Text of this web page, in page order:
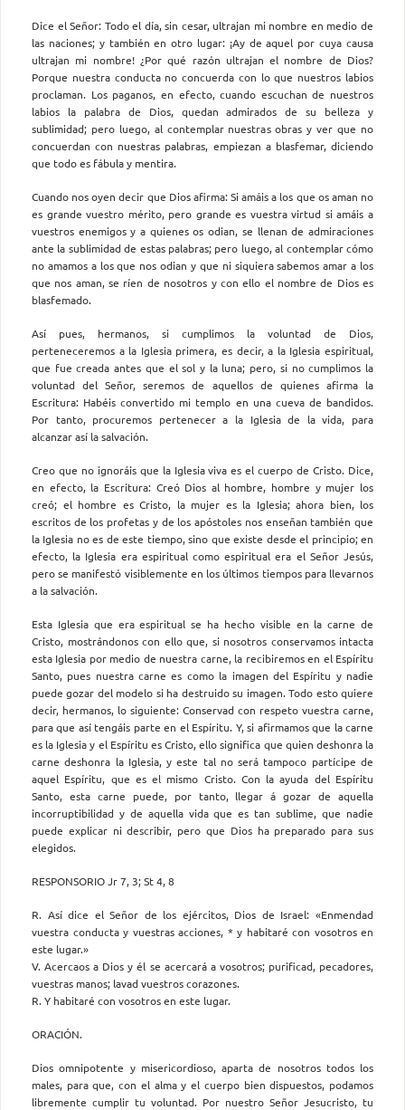
Dice el Señor: Todo el día, sin cesar, ultrajan mi nombre en medio de
las naciones; y también en otro lugar: ¡Ay de aquel por cuya causa
ultrajan mi nombre! ¿Por qué razón ultrajan el nombre de Dios?
Porque nuestra conducta no concuerda con lo que nuestros labios
proclaman. Los paganos, en efecto, cuando escuchan de nuestros
labios la palabra de Dios, quedan admirados de su belleza y
sublimidad; pero luego, al contemplar nuestras obras y ver que no
concuerdan con nuestras palabras, empiezan a blasfemar, diciendo
que todo es fábula y mentira.
Cuando nos oyen decir que Dios afirma: Si amáis a los que os aman no
es grande vuestro mérito, pero grande es vuestra virtud si amáis a
vuestros enemigos y a quienes os odian, se llenan de admiraciones
ante la sublimidad de estas palabras; pero luego, al contemplar cómo
no amamos a los que nos odian y que ni siquiera sabemos amar a los
que nos aman, se ríen de nosotros y con ello el nombre de Dios es
blasfemado.
Así pues, hermanos, si cumplimos la voluntad de Dios,
perteneceremos a la Iglesia primera, es decir, a la Iglesia espiritual,
que fue creada antes que el sol y la luna; pero, si no cumplimos la
voluntad del Señor, seremos de aquellos de quienes afirma la
Escritura: Habéis convertido mi templo en una cueva de bandidos.
Por tanto, procuremos pertenecer a la Iglesia de la vida, para
alcanzar así la salvación.
Creo que no ignoráis que la Iglesia viva es el cuerpo de Cristo. Dice,
en efecto, la Escritura: Creó Dios al hombre, hombre y mujer los
creó; el hombre es Cristo, la mujer es la Iglesia; ahora bien, los
escritos de los profetas y de los apóstoles nos enseñan también que
la Iglesia no es de este tiempo, sino que existe desde el principio; en
efecto, la Iglesia era espiritual como espiritual era el Señor Jesús,
pero se manifestó visiblemente en los últimos tiempos para llevarnos
a la salvación.
Esta Iglesia que era espiritual se ha hecho visible en la carne de
Cristo, mostrándonos con ello que, si nosotros conservamos intacta
esta Iglesia por medio de nuestra carne, la recibiremos en el Espíritu
Santo, pues nuestra carne es como la imagen del Espíritu y nadie
puede gozar del modelo si ha destruido su imagen. Todo esto quiere
decir, hermanos, lo siguiente: Conservad con respeto vuestra carne,
para que así tengáis parte en el Espíritu. Y, si afirmamos que la carne
es la Iglesia y el Espíritu es Cristo, ello significa que quien deshonra la
carne deshonra la Iglesia, y este tal no será tampoco partícipe de
aquel Espíritu, que es el mismo Cristo. Con la ayuda del Espíritu
Santo, esta carne puede, por tanto, llegar á gozar de aquella
incorruptibilidad y de aquella vida que es tan sublime, que nadie
puede explicar ni describir, pero que Dios ha preparado para sus
elegidos.
RESPONSORIO Jr 7, 3; St 4, 8
R. Así dice el Señor de los ejércitos, Dios de Israel: «Enmendad
vuestra conducta y vuestras acciones, * y habitaré con vosotros en
este lugar.»
V. Acercaos a Dios y él se acercará a vosotros; purificad, pecadores,
vuestras manos; lavad vuestros corazones.
R. Y habitaré con vosotros en este lugar.
ORACIÓN.
Dios omnipotente y misericordioso, aparta de nosotros todos los
males, para que, con el alma y el cuerpo bien dispuestos, podamos
libremente cumplir tu voluntad. Por nuestro Señor Jesucristo, tu